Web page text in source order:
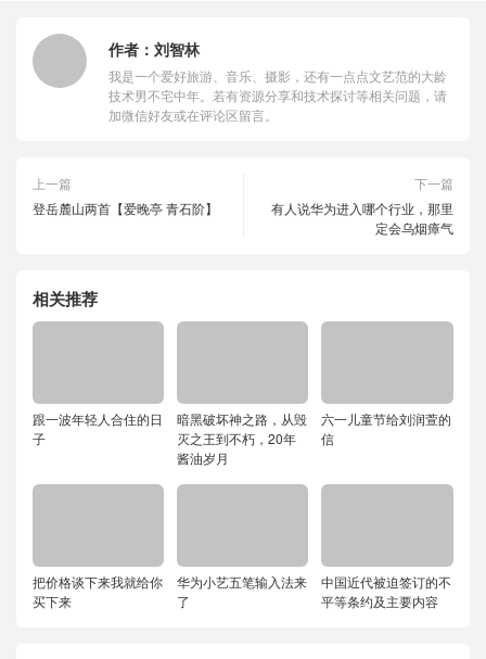
作者： 刘智林
我是一个爱好旅游、音乐、摄影，还有一点点文艺范的大龄
技术男不宅中年。若有资源分享和技术探讨等相关问题，请
加微信好友或在评论区留言。
上一篇
登岳麓山两首【爱晚亭 青石阶】
下一篇
有人说华为进入哪个行业，那里
定会乌烟瘴气
相关推荐
跟一波年轻人合住的日
子
暗黑破坏神之路，从毁
灭之王到不朽，20年
酱油岁月
六一儿童节给刘润萱的
信
把价格谈下来我就给你
买下来
华为小艺五笔输入法来
了
中国近代被迫签订的不
平等条约及主要内容